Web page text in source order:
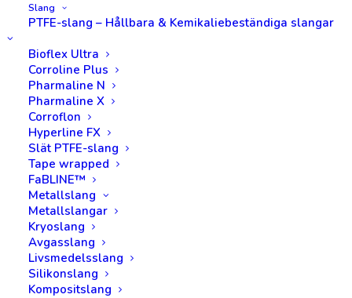
Slang
PTFE-slang – Hållbara & Kemikaliebeständiga slangar
Bioflex Ultra
Corroline Plus
Pharmaline N
Pharmaline X
Corroflon
Hyperline FX
Slät PTFE-slang
Tape wrapped
FaBLINE™
Metallslang
Metallslangar
Kryoslang
Avgasslang
Livsmedelsslang
Silikonslang
Kompositslang
Visa alla
Utesälj
Innesälj Inköp/IT Ekonomi